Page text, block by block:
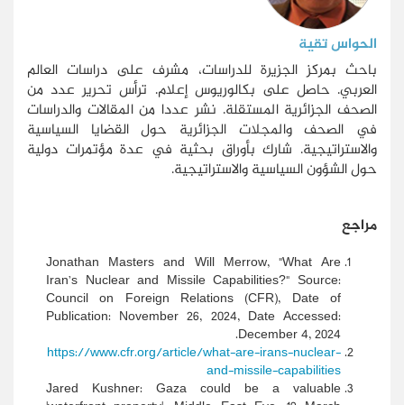
الحواس تقية
باحث بمركز الجزيرة للدراسات، مشرف على دراسات العالم
العربي. حاصل على بكالوريوس إعلام. ترأس تحرير عدد من
الصحف الجزائرية المستقلة. نشر عددا من المقالات والدراسات
في الصحف والمجلات الجزائرية حول القضايا السياسية
والاستراتيجية. شارك بأوراق بحثية في عدة مؤتمرات دولية
حول الشؤون السياسية والاستراتيجية.
مراجع
Jonathan Masters and Will Merrow, "What Are
Iran’s Nuclear and Missile Capabilities?" Source:
Council on Foreign Relations (CFR), Date of
Publication: November 26, 2024, Date Accessed:
December 4, 2024.
https://www.cfr.org/article/what-are-irans-nuclear-
and-missile-capabilities
Jared Kushner: Gaza could be a valuable